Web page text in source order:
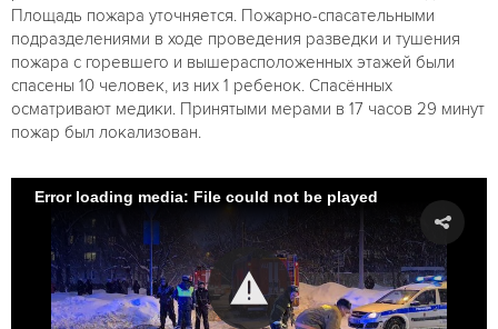
Площадь пожара уточняется. Пожарно-спасательными
подразделениями в ходе проведения разведки и тушения
пожара с горевшего и вышерасположенных этажей были
спасены 10 человек, из них 1 ребенок. Спасённых
осматривают медики. Принятыми мерами в 17 часов 29 минут
пожар был локализован.
Error loading media: File could not be played